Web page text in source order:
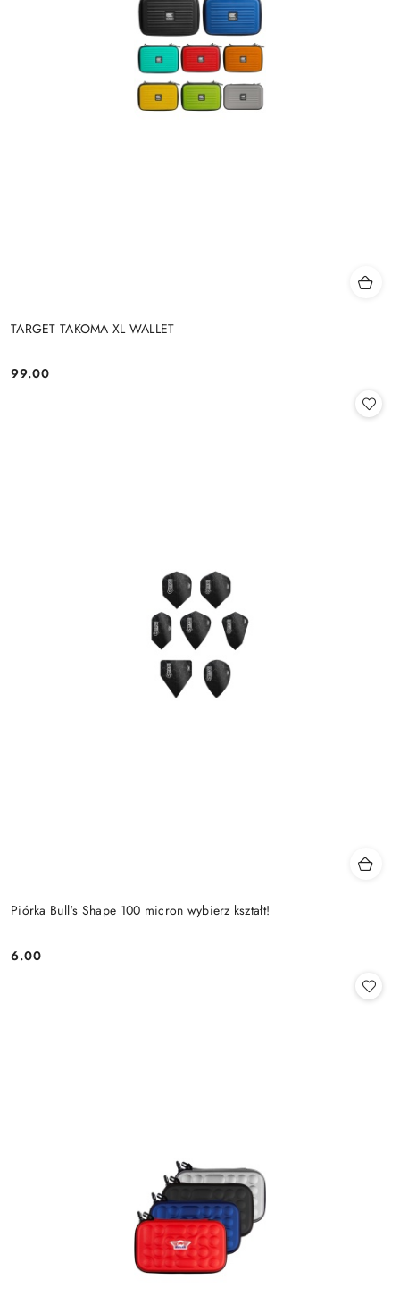
TARGET TAKOMA XL WALLET
Cena:
99.00
Piórka Bull's Shape 100 micron wybierz kształt!
Cena:
6.00